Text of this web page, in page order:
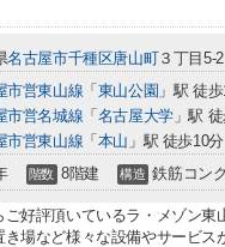
名古屋市千種区唐山町３丁目5-2
市営東山線 「 東山公園 」駅 徒
市営名城線 「 名古屋大学」駅
市営東山線 「 本山 」駅 徒歩10分
階数 8階建 構造 鉄筋コン
ご好評頂いているラ・メゾン東
き場など様々な設備やサービス